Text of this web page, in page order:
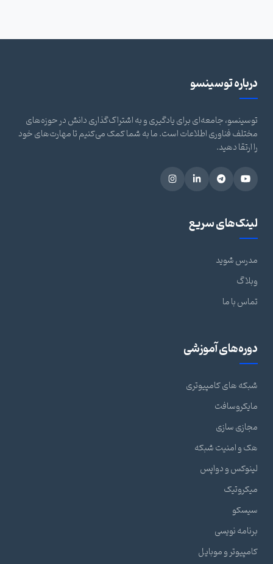
درباره توسینسو
توسینسو، جامعه‌ای برای یادگیری و به اشتراک‌گذاری دانش در حوزه‌های
مختلف فناوری اطلاعات است. ما به شما کمک می‌کنیم تا مهارت‌های خود
را ارتقا دهید.
لینک‌های سریع
مدرس شوید
وبلاگ
تماس با ما
دوره‌های آموزشی
شبکه های کامپیوتری
مایکروسافت
مجازی سازی
هک و امنیت شبکه
لینوکس و دواپس
میکروتیک
سیسکو
برنامه نویسی
کامپیوتر و موبایل